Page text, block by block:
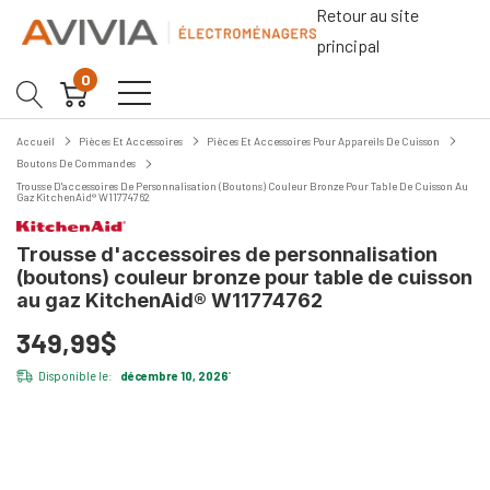
Retour au site
principal
0
Accueil Pièces Et Accessoires
Pièces Et Accessoires Pour Appareils De Cuisson
Boutons De Commandes
Trousse D'accessoires De Personnalisation (boutons) Couleur Bronze Pour Table De Cuisson Au
Gaz KitchenAid® W11774762
Trousse d'accessoires de personnalisation
(boutons) couleur bronze pour table de cuisson
au gaz KitchenAid® W11774762
349,99$
Disponible le: décembre 10, 2026*